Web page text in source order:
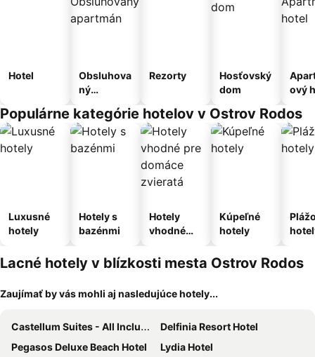
Hotel
Obsluhova
ný
Rezorty
Hosťovský
dom
ový
Populárne kategórie hotelov v Ostrov Rodos
Luxusné
hotely
Hotely s
bazénmi
Hotely
vhodné
domáce
zvieratá
Kúpeľné
hotely
Lacné hotely v blízkosti mesta Ostrov Rodos
Zaujímať by vás mohli aj nasledujúce hotely...
Castellum Suites - All Inclusive
Delfinia Resort Hotel
Pegasos Deluxe Beach Hotel
Lydia Hotel